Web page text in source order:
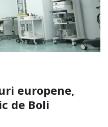
europene,
de Boli